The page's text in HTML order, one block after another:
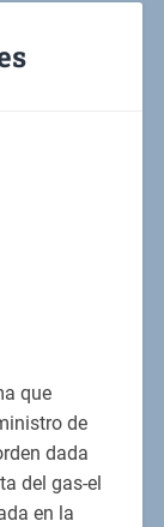
que
de
dada
del gas-el
en la